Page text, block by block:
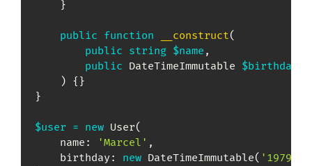
}
public function __construct(
public string $name ,
public DateTimeImmutable $birthday
) { }
}
$user = new User(
name : 'Marcel' ,
birthday : new DateTimeImmutable( '1979-